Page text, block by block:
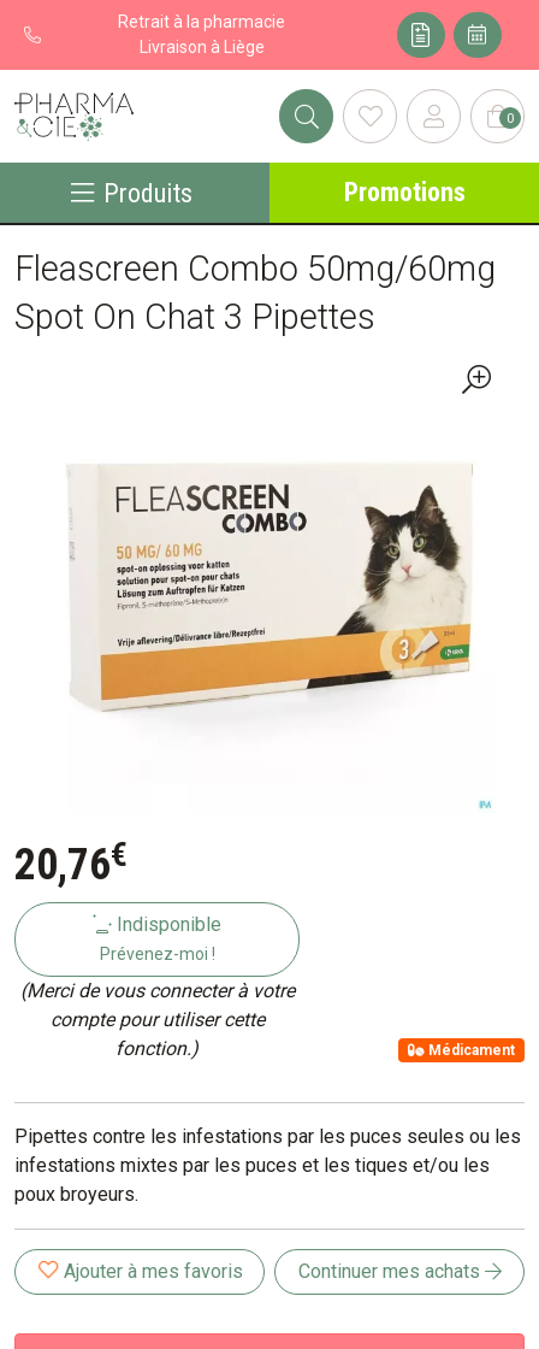
Retrait à la pharmacie
Livraison à Liège
Pharma&cie - Pharmacie des Franchises Votre export 0
Produits Promotions
Fleascreen Combo 50mg/60mg
Spot On Chat 3 Pipettes
20,76€
Indisponible
Prévenez-moi !
(Merci de vous connecter à votre
compte pour utiliser cette
fonction.)
Médicament
Pipettes contre les infestations par les puces seules ou les
infestations mixtes par les puces et les tiques et/ou les
poux broyeurs.
Ajouter à mes favoris Continuer mes achats